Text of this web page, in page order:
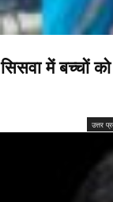
सिसवा में बच्चों
उत्तर